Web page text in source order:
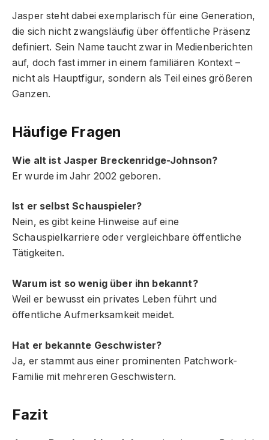
Jasper steht dabei exemplarisch für eine Generation,
die sich nicht zwangsläufig über öffentliche Präsenz
definiert. Sein Name taucht zwar in Medienberichten
auf, doch fast immer in einem familiären Kontext –
nicht als Hauptfigur, sondern als Teil eines größeren
Ganzen.
Häufige Fragen
Wie alt ist Jasper Breckenridge-Johnson?
Er wurde im Jahr 2002 geboren.
Ist er selbst Schauspieler?
Nein, es gibt keine Hinweise auf eine
Schauspielkarriere oder vergleichbare öffentliche
Tätigkeiten.
Warum ist so wenig über ihn bekannt?
Weil er bewusst ein privates Leben führt und
öffentliche Aufmerksamkeit meidet.
Hat er bekannte Geschwister?
Ja, er stammt aus einer prominenten Patchwork-
Familie mit mehreren Geschwistern.
Fazit